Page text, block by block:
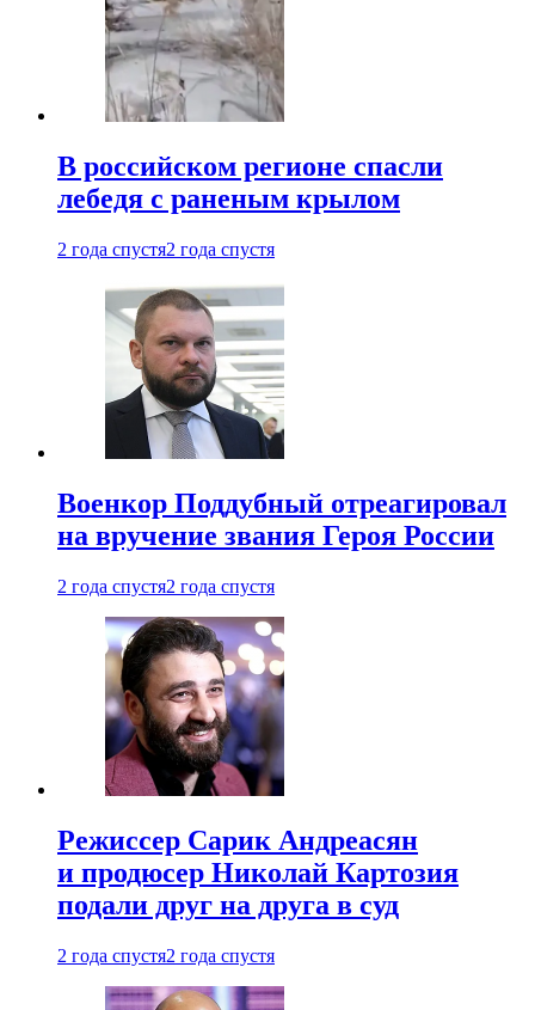
В российском регионе спасли
лебедя с раненым крылом
2 года спустя2 года спустя
Военкор Поддубный отреагировал
на вручение звания Героя России
2 года спустя2 года спустя
Режиссер Сарик Андреасян
и продюсер Николай Картозия
подали друг на друга в суд
2 года спустя2 года спустя